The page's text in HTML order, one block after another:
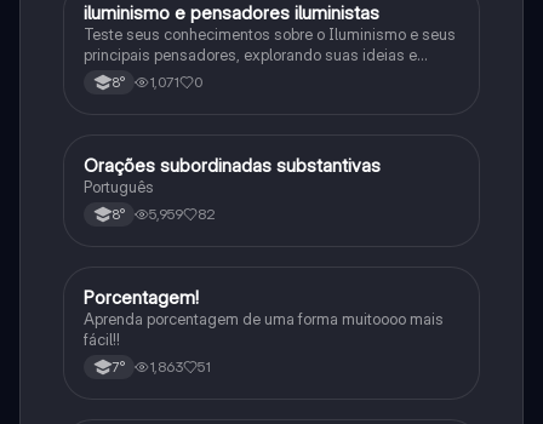
História
iluminismo e pensadores iluministas
Teste seus conhecimentos sobre o Iluminismo e seus
principais pensadores, explorando suas ideias e
impacto histórico.
8° 1,071 0
Português
Orações subordinadas substantivas
Português
8° 5,959 82
Matematica
Porcentagem!
Aprenda porcentagem de uma forma muitoooo mais
fácil!!
7° 1,863 51